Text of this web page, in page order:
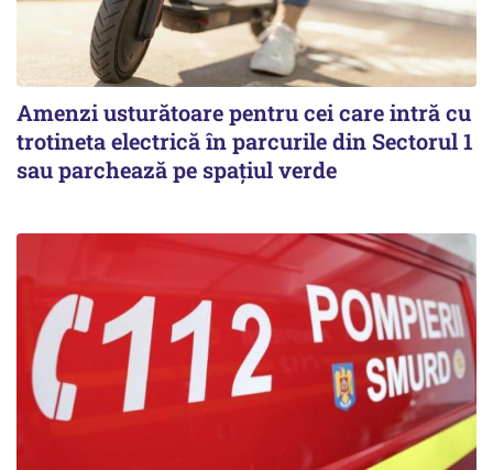
Amenzi usturătoare pentru cei care intră cu
trotineta electrică în parcurile din Sectorul 1
sau parchează pe spațiul verde